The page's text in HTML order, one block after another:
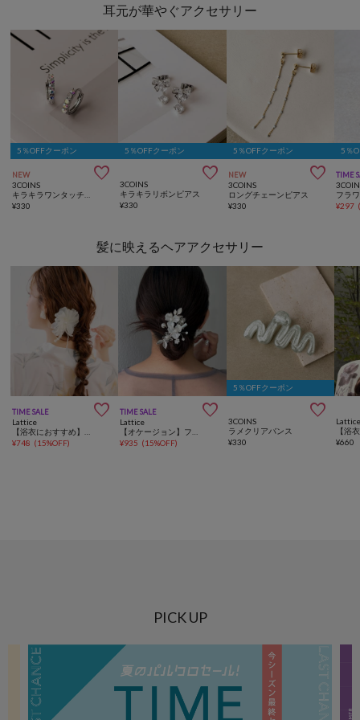
耳元が華やぐアクセサリー
5％OFFクーポン
NEW 
3COINS
¥330
5％OFFクーポン

3COINS
キラキラリボンピアス
¥330
5％OFFクーポン
NEW 
3COINS
ロングチェーンピアス
¥330
5％
TIME
フラ
¥297
髪に映えるヘアアクセサリー
TIME SALE 
Lattice
¥748 (15%OFF)
TIME SALE 
Lattice
¥935 (15%OFF)
5％OFFクーポン

3COINS
ラメクリアバンス
¥330 ¥660
PICK UP